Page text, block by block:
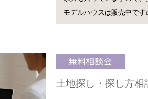
モデルハウスは販売中で
土地探し・探し方相